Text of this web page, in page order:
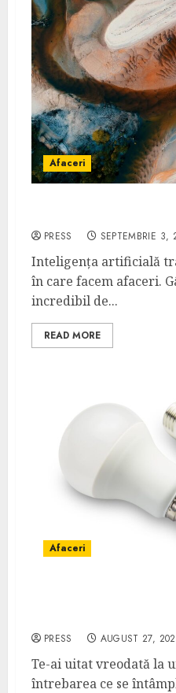
Afaceri
PRESS SEPTEMBRIE 3,
Inteligența artificială
în care facem afaceri.
incredibil de...
READ MORE
Afaceri
PRESS AUGUST 27,
Te-ai uitat vreodată la
întrebarea ce se